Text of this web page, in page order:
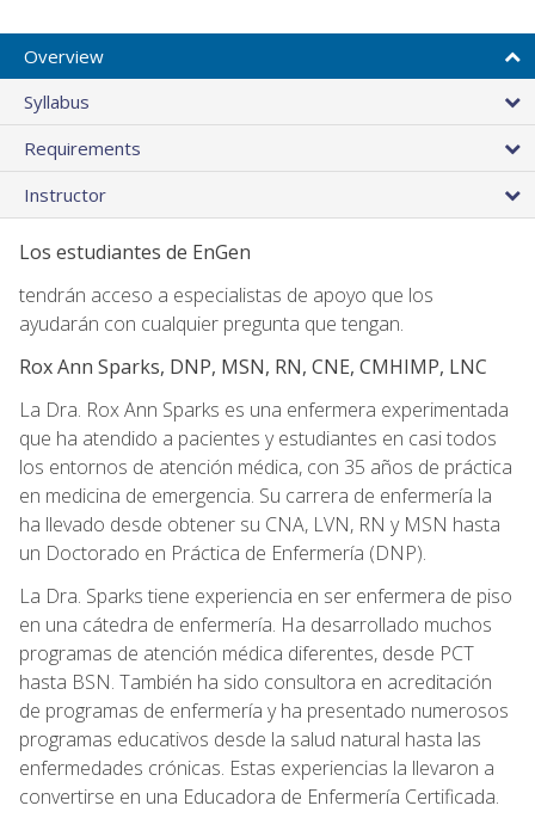
Overview
Syllabus
Requirements
Instructor
Los estudiantes de EnGen
tendrán acceso a especialistas de apoyo que los
ayudarán con cualquier pregunta que tengan.
Rox Ann Sparks, DNP, MSN, RN, CNE, CMHIMP, LNC
La Dra. Rox Ann Sparks es una enfermera experimentada
que ha atendido a pacientes y estudiantes en casi todos
los entornos de atención médica, con 35 años de práctica
en medicina de emergencia. Su carrera de enfermería la
ha llevado desde obtener su CNA, LVN, RN y MSN hasta
un Doctorado en Práctica de Enfermería (DNP).
La Dra. Sparks tiene experiencia en ser enfermera de piso
en una cátedra de enfermería. Ha desarrollado muchos
programas de atención médica diferentes, desde PCT
hasta BSN. También ha sido consultora en acreditación
de programas de enfermería y ha presentado numerosos
programas educativos desde la salud natural hasta las
enfermedades crónicas. Estas experiencias la llevaron a
convertirse en una Educadora de Enfermería Certificada.